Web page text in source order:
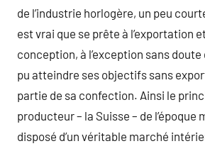
de l’industrie horlogère, un peu
est vrai que se prête à l’exportation
conception, à l’exception sans doute
pu atteindre ses objectifs sans
partie de sa confection. Ainsi le
producteur – la Suisse – de l’époque
disposé d’un véritable marché